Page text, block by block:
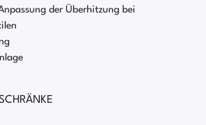
der Überhitzung bei